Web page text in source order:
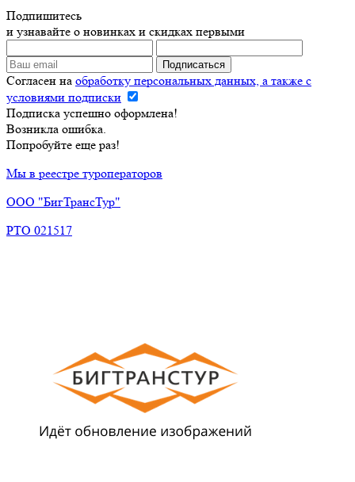
Подпишитесь
и узнавайте о новинках и скидках первыми
Согласен на обработку персональных данных, а также с
условиями подписки
Подписка успешно оформлена!
Возникла ошибка.
Попробуйте еще раз!
Мы в реестре туроператоров
ООО "БигТрансТур"
РТО 021517